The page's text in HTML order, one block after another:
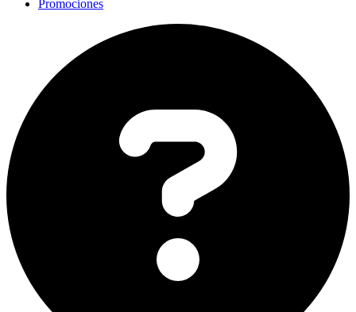
Promociones